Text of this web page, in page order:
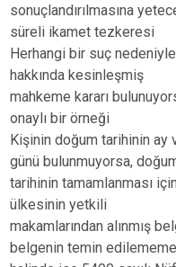
sonuçlandırılmasına
süreli ikamet tezkeresi
Herhangi bir suç nedeniyle
hakkında kesinleşmiş
mahkeme kararı
onaylı bir örneği
Kişinin doğum tarihinin ay
günü bulunmuyorsa,
tarihinin tamamlanması
ülkesinin yetkili
makamlarından alınmış
belgenin temin